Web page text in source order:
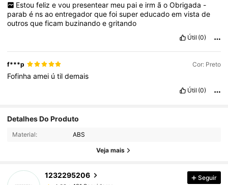
Estou feliz e vou presentear meu pai e irm ã o Obrigada -
parabé nsaoentregadorquefoisupereducadoemvistade
outrosqueficam buzinandoegritando
Útil (0)
f***p Cor: Preto
Fofinhaamei útildemais
Útil (0)
Detalhes Do Produto
Material: ABS
Veja mais
1232295206
4,68 481 Seguidores
481 Seguidores
481 Seguidores
Seguir